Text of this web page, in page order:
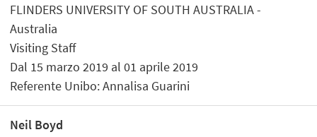
FLINDERS UNIVERSITY OF SOUTH AUSTRALIA -
Australia
Visiting Staff
Dal 15 marzo 2019 al 01 aprile 2019
Referente Unibo: Annalisa Guarini
Neil Boyd